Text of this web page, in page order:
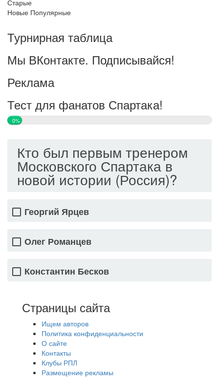
Старые
Новые Популярные
Турнирная таблица
Мы ВКонтакте. Подписывайся!
Реклама
Тест для фанатов Спартака!
0%
Кто был первым тренером
Московского Спартака в
новой истории (Россия)?
Георгий Ярцев
Олег Романцев
Константин Бесков
Страницы сайта
Ищем авторов
Политика конфиденциальности
О сайте
Контакты
Клубы РПЛ
Размещение рекламы